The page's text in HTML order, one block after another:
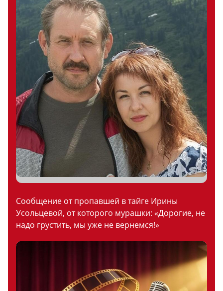
Сообщение от пропавшей в тайге Ирины
Усольцевой, от которого мурашки: «Дорогие, не
надо грустить, мы уже не вернемся!»